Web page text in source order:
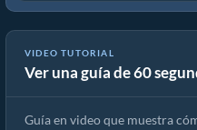
VIDEO TUTORIAL
Ver una guía de 60
Cómo reducir MP4 a 16MB
Guía en video que muestra